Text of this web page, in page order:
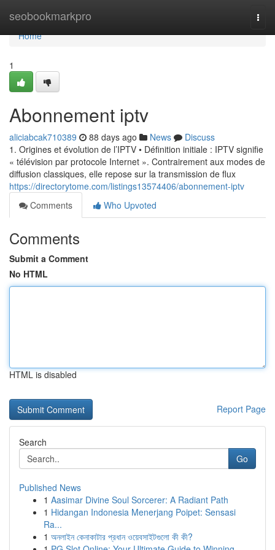
seobookmarkpro
Home
Home
1
Abonnement iptv
aliciabcak710389 88 days ago News
Discuss
1. Origines et évolution de l’IPTV • Définition initiale : IPTV signifie
« télévision par protocole Internet ». Contrairement aux modes de
diffusion classiques, elle repose sur la transmission de flux
https://directorytome.com/listings13574406/abonnement-iptv
Comments
Who Upvoted
Comments
Submit a Comment
No HTML
HTML is disabled
Report Page
Search
Go
Published News
1 Aasimar Divine Soul Sorcerer: A Radiant Path
1 Hidangan Indonesia Menerjang Poipet: Sensasi
Ra...
1 অনলাইন কেনাকাটার প্রধান ওয়েবসাইটগুলো কী কী?